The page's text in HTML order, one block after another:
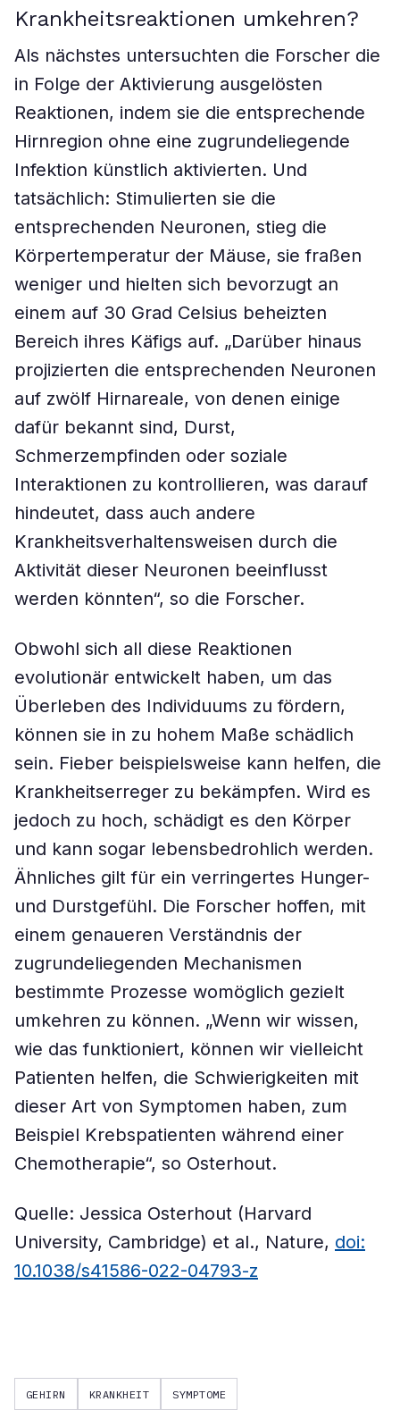
Krankheitsreaktionen umkehren?
Als nächstes untersuchten die Forscher die
in Folge der Aktivierung ausgelösten
Reaktionen, indem sie die entsprechende
Hirnregion ohne eine zugrundeliegende
Infektion künstlich aktivierten. Und
tatsächlich: Stimulierten sie die
entsprechenden Neuronen, stieg die
Körpertemperatur der Mäuse, sie fraßen
weniger und hielten sich bevorzugt an
einem auf 30 Grad Celsius beheizten
Bereich ihres Käfigs auf. „Darüber hinaus
projizierten die entsprechenden Neuronen
auf zwölf Hirnareale, von denen einige
dafür bekannt sind, Durst,
Schmerzempfinden oder soziale
Interaktionen zu kontrollieren, was darauf
hindeutet, dass auch andere
Krankheitsverhaltensweisen durch die
Aktivität dieser Neuronen beeinflusst
werden könnten“, so die Forscher.
Obwohl sich all diese Reaktionen
evolutionär entwickelt haben, um das
Überleben des Individuums zu fördern,
können sie in zu hohem Maße schädlich
sein. Fieber beispielsweise kann helfen, die
Krankheitserreger zu bekämpfen. Wird es
jedoch zu hoch, schädigt es den Körper
und kann sogar lebensbedrohlich werden.
Ähnliches gilt für ein verringertes Hunger-
und Durstgefühl. Die Forscher hoffen, mit
einem genaueren Verständnis der
zugrundeliegenden Mechanismen
bestimmte Prozesse womöglich gezielt
umkehren zu können. „Wenn wir wissen,
wie das funktioniert, können wir vielleicht
Patienten helfen, die Schwierigkeiten mit
dieser Art von Symptomen haben, zum
Beispiel Krebspatienten während einer
Chemotherapie“, so Osterhout.
Quelle: Jessica Osterhout (Harvard
University, Cambridge) et al., Nature, doi:
10.1038/s41586-022-04793-z
GEHIRN KRANKHEIT SYMPTOME